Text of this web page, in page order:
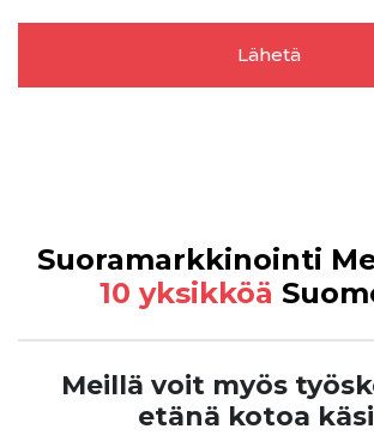
Suoramarkkinointi
10 yksikköä
Meillä voit myös
etänä kotoa